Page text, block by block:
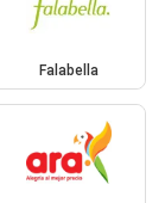
Falabella